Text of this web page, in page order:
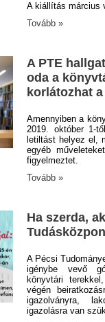
A kiállítás március
Tovább »
A PTE
oda a
korlátozhat
Amennyiben a
2019. október 1-
letiltást helyez el,
egyéb
figyelmeztet.
Tovább »
Ha szerda,
A Pécsi
igénybe vevő
könyvtári
végén
igazolványra,
igazolásra van